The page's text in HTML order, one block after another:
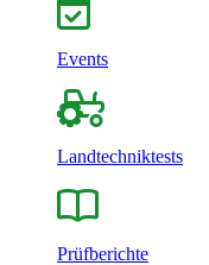
Events
Landtechniktests
Prüfberichte